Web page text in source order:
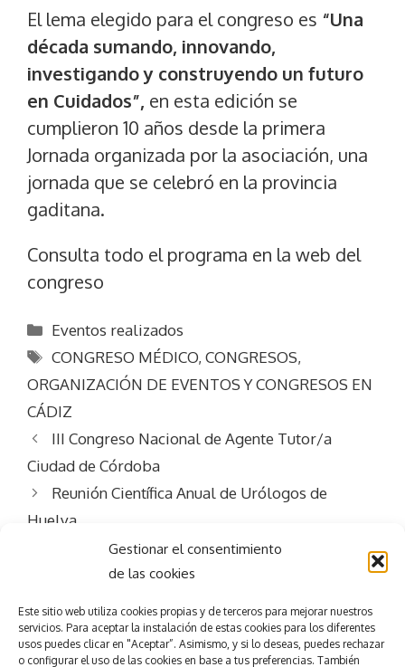
Gestionar el consentimiento
de las cookies
Este sitio web utiliza cookies propias y de terceros para mejorar nuestros
servicios. Para aceptar la instalación de estas cookies para los diferentes
usos puedes clicar en "Aceptar”. Asimismo, y si lo deseas, puedes rechazar
o configurar el uso de las cookies en base a tus preferencias. También
El lema elegido para el congreso es “Una
década sumando, innovando,
investigando y construyendo un futuro
en Cuidados”, en esta edición se
cumplieron 10 años desde la primera
Jornada organizada por la asociación, una
jornada que se celebró en la provincia
gaditana.
Consulta todo el programa en la web del
congreso
Categorías
Eventos realizados
Etiquetas
CONGRESO MÉDICO,CONGRESOS,
ORGANIZACIÓN DE EVENTOS Y CONGRESOS EN
CÁDIZ
III Congreso Nacional de Agente Tutor/a
Ciudad de Córdoba
Reunión Científica Anual de Urólogos de
Huelva